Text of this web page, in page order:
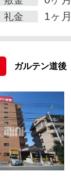
礼金 1ヶ月
ガルテン道後